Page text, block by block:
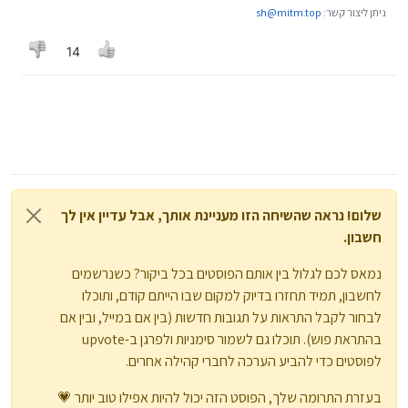
זה מציק! ניתן ליצור קשר: sh@mitm.top
14
שלום! נראה שהשיחה הזו מעניינת אותך, אבל עדיין אין לך
חשבון.
נמאס לכם לגלול בין אותם הפוסטים בכל ביקור? כשנרשמים
לחשבון, תמיד תחזרו בדיוק למקום שבו הייתם קודם, ותוכלו
לבחור לקבל התראות על תגובות חדשות (בין אם במייל, ובין אם
בהתראת פוש). תוכלו גם לשמור סימניות ולפרגן ב-upvote
לפוסטים כדי להביע הערכה לחברי קהילה אחרים.
בעזרת התרומה שלך, הפוסט הזה יכול להיות אפילו טוב יותר 💗